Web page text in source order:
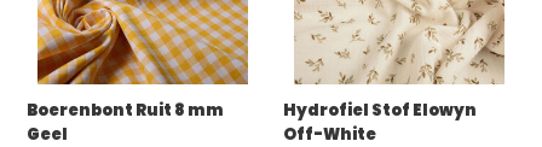
Boerenbont Ruit 8 mm
Geel
Hydrofiel Stof Elowyn
Off-White